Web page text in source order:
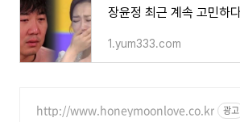
1.yum333.com
http://www.honeymoonlove.co.kr 광고